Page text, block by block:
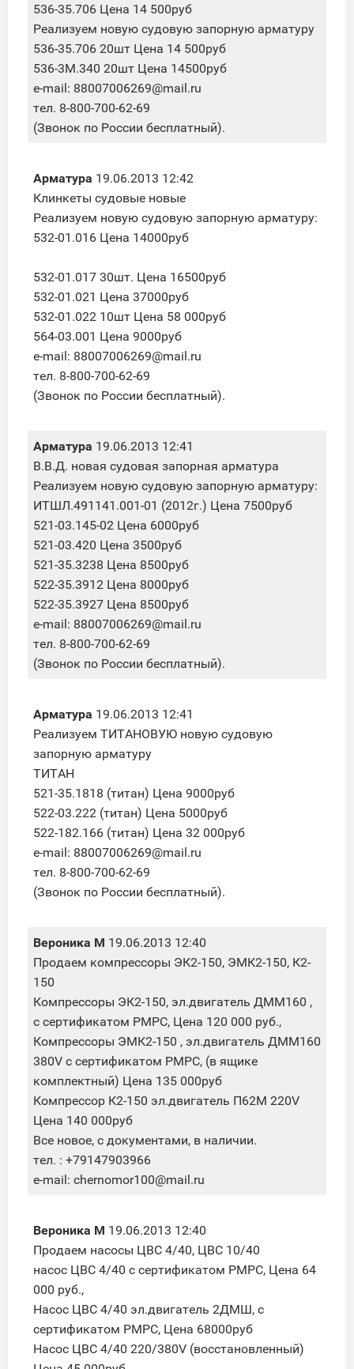
536-35.706 Цена 14 500руб
Реализуем новую судовую запорную арматуру
536-35.706 20шт Цена 14 500руб
536-3М.340 20шт Цена 14500руб
e-mail: 88007006269@mail.ru
тел. 8-800-700-62-69
(Звонок по России бесплатный).
Арматура 19.06.2013 12:42
Клинкеты судовые новые
Реализуем новую судовую запорную арматуру:
532-01.016 Цена 14000руб
532-01.017 30шт. Цена 16500руб
532-01.021 Цена 37000руб
532-01.022 10шт Цена 58 000руб
564-03.001 Цена 9000руб
e-mail: 88007006269@mail.ru
тел. 8-800-700-62-69
(Звонок по России бесплатный).
Арматура 19.06.2013 12:41
В.В.Д. новая судовая запорная арматура
Реализуем новую судовую запорную арматуру:
ИТШЛ.491141.001-01 (2012г.) Цена 7500руб
521-03.145-02 Цена 6000руб
521-03.420 Цена 3500руб
521-35.3238 Цена 8500руб
522-35.3912 Цена 8000руб
522-35.3927 Цена 8500руб
e-mail: 88007006269@mail.ru
тел. 8-800-700-62-69
(Звонок по России бесплатный).
Арматура 19.06.2013 12:41
Реализуем ТИТАНОВУЮ новую судовую
запорную арматуру
ТИТАН
521-35.1818 (титан) Цена 9000руб
522-03.222 (титан) Цена 5000руб
522-182.166 (титан) Цена 32 000руб
e-mail: 88007006269@mail.ru
тел. 8-800-700-62-69
(Звонок по России бесплатный).
Вероника М 19.06.2013 12:40
Продаем компрессоры ЭК2-150, ЭМК2-150, К2-
150
Компрессоры ЭК2-150, эл.двигатель ДММ160 ,
с сертификатом РМРС, Цена 120 000 руб.,
Компрессоры ЭМК2-150 , эл.двигатель ДММ160
380V с сертификатом РМРС, (в ящике
комплектный) Цена 135 000руб
Компрессор К2-150 эл.двигатель П62М 220V
Цена 140 000руб
Все новое, с документами, в наличии.
тел. : +79147903966
e-mail: chernomor100@mail.ru
Вероника М 19.06.2013 12:40
Продаем насосы ЦВС 4/40, ЦВС 10/40
насос ЦВС 4/40 с сертификатом РМРС, Цена 64
000 руб.,
Насос ЦВС 4/40 эл.двигатель 2ДМШ, с
сертификатом РМРС, Цена 68000руб
Насос ЦВС 4/40 220/380V (восстановленный)